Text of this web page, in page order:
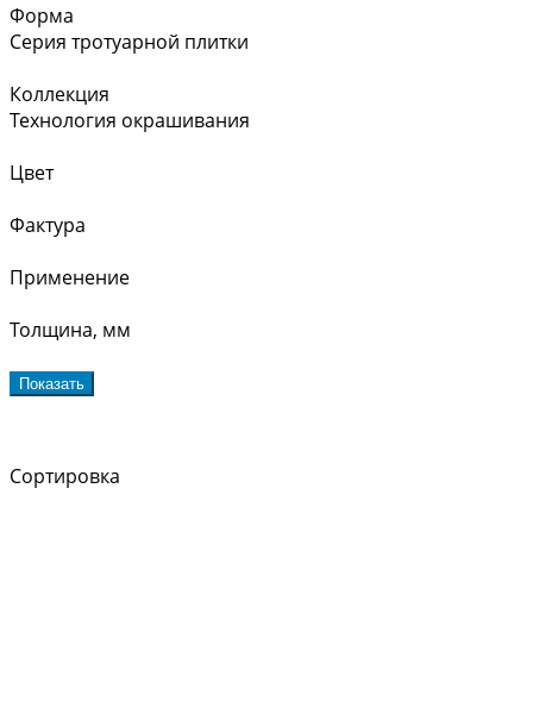
Форма
Серия тротуарной плитки
Коллекция
Технология окрашивания
Цвет
Фактура
Применение
Толщина, мм
Показать
Сортировка